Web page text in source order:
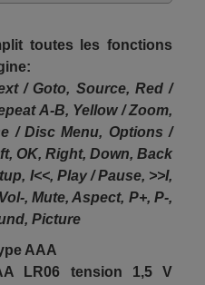
toutes les fonctions
/ Goto, Source, Red /
A-B, Yellow / Zoom,
/ Disc Menu, Options /
OK, Right, Down, Back
I<<, Play / Pause, >>I,
, Mute, Aspect, P+, P-,
Picture
AAA
LR06 tension 1,5 V